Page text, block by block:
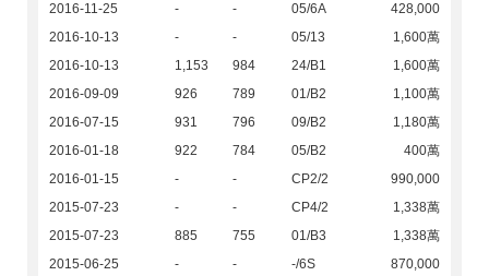
2016-11-25
- - 05/6A
428,000
2016-10-13
- - 05/13
1,600萬
2016-10-13
1,153 984 24/B1
1,600萬
2016-09-09
926 789 01/B2
1,100萬
2016-07-15
931 796 09/B2
1,180萬
2016-01-18
922 784 05/B2
400萬
2016-01-15
- - CP2/2
990,000
2015-07-23
- - CP4/2
1,338萬
2015-07-23
885 755 01/B3
1,338萬
2015-06-25
- - -/6S
870,000